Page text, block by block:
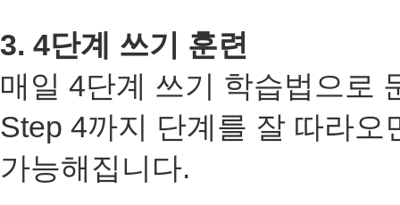
3. 4단계 쓰기 훈련
매일 4단계 쓰기 학습법으로
Step 4까지 단계를 잘 따라오
가능해집니다.